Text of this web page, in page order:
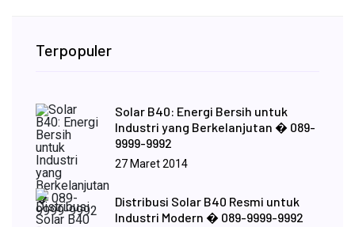
Terpopuler
Solar B40: Energi Bersih untuk
Industri yang Berkelanjutan � 089-
9999-9992
27 Maret 2014
Distribusi Solar B40 Resmi untuk
Industri Modern � 089-9999-9992